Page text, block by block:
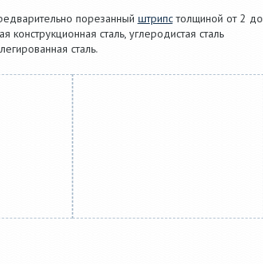
порезанный штрипстолщиной от 2 до
сталь, углеродистая сталь
сталь.